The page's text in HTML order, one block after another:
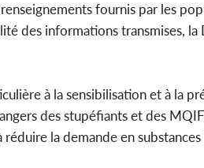
fournis par les
des informations transmises, la
à la sensibilisation et à la
des stupéfiants et des
réduire la demande en